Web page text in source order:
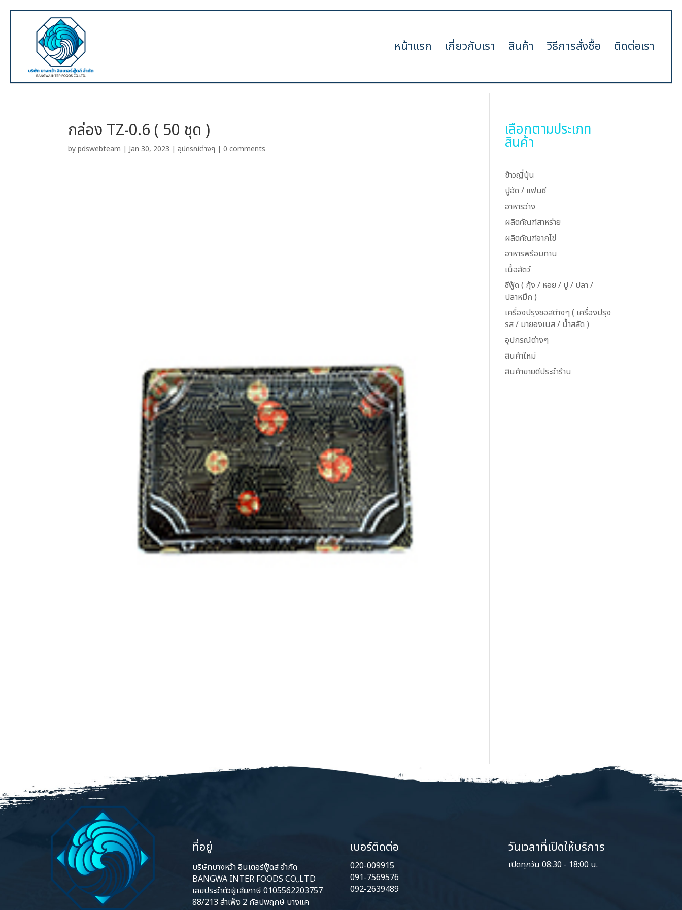
หน้าแรก เกี่ยวกับเรา สินค้า วิธีการสั่งซื้อ ติดต่อเรา
กล่อง TZ-0.6 ( 50 ชุด )
bypdswebteam | Jan 30, 2023 |อุปกรณ์ต่างๆ |0 comments
เลือกตามประเภท
สินค้า
ข้าวญี่ปุ่น
ปูอัด / แฟนซี
อาหารว่าง
ผลิตภัณฑ์สาหร่าย
ผลิตภัณฑ์จากไข่
อาหารพร้อมทาน
เนื้อสัตว์
ซีฟู้ด ( กุ้ง / หอย / ปู / ปลา /
ปลาหมึก )
เครื่องปรุงซอสต่างๆ ( เครื่องปรุง
รส / มายองเนส / น้ำสลัด )
อุปกรณ์ต่างๆ
สินค้าใหม่
สินค้าขายดีประจำร้าน
ที่อยู่
บริษัทบางหว้า อินเตอร์ฟู๊ดส์ จำกัด
BANGWA INTER FOODS CO.,LTD
เลขประจำตัวผู้เสียภาษี 0105562203757
88/213 สำเพ็ง 2 กัลปพฤกษ์ บางแค
เบอร์ติดต่อ
020-009915
091-7569576
092-2639489
วันเวลาที่เปิดให้บริการ
เปิดทุกวัน 08:30 - 18:00 น.